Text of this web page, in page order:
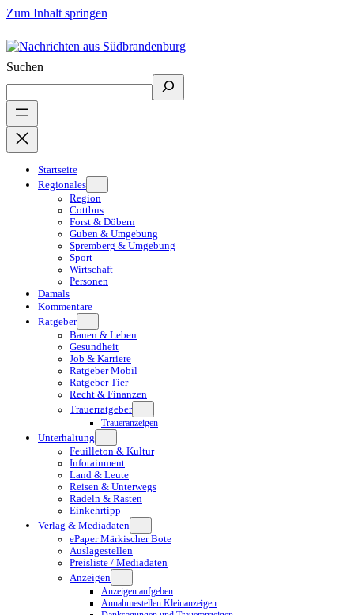
Zum Inhalt springen
Suchen
Startseite
Regionales
Region
Cottbus
Forst & Döbern
Guben & Umgebung
Spremberg & Umgebung
Sport
Wirtschaft
Personen
Damals
Kommentare
Ratgeber
Bauen & Leben
Gesundheit
Job & Karriere
Ratgeber Mobil
Ratgeber Tier
Recht & Finanzen
Trauerratgeber
Traueranzeigen
Unterhaltung
Feuilleton & Kultur
Infotainment
Land & Leute
Reisen & Unterwegs
Radeln & Rasten
Einkehrtipp
Verlag & Mediadaten
ePaper Märkischer Bote
Auslagestellen
Preisliste / Mediadaten
Anzeigen
Anzeigen aufgeben
Annahmestellen Kleinanzeigen